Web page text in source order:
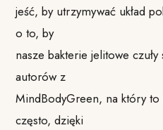
jeść, by utrzymywać układ
o to, by
nasze bakterie jelitowe
autorów z
MindBodyGreen, na który
często, dzięki